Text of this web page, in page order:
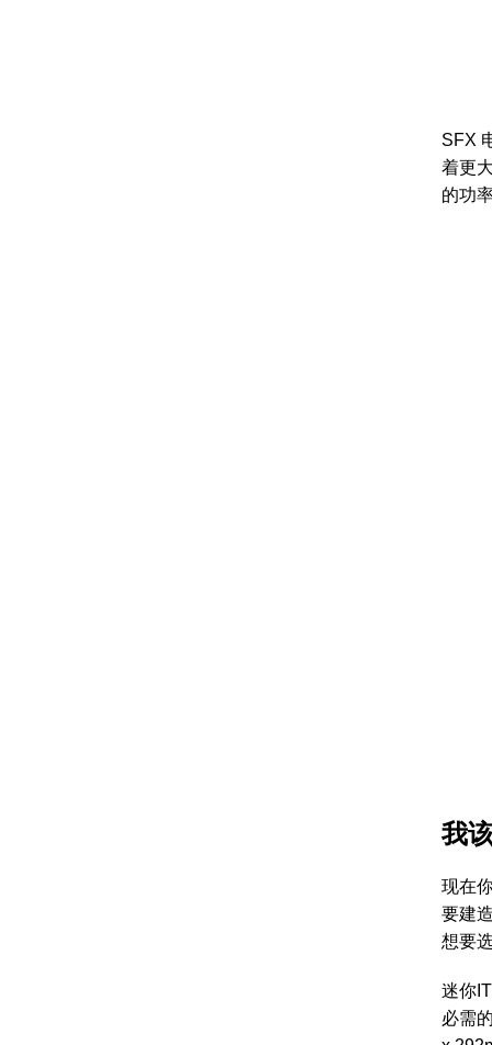
SFX
着更
的功
我
现在
要建
想要
迷你
必需